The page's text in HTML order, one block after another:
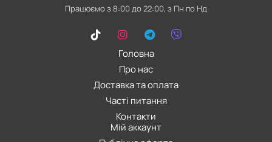
Головна
Про нас
Доставка та оплата
Часті питання
Контакти
Мій аккаунт
Працюємо з 8:00 до 22:00, з Пн по Нд